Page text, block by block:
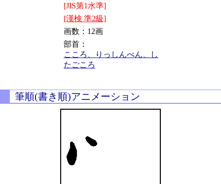
[JIS第1水準]
[漢検 準2級]
画数：12画
部首：
こころ、りっしんべん、し
たごころ
筆順(書き順)アニメーション